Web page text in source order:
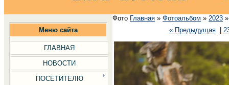
Меню сайта
ГЛАВНАЯ
НОВОСТИ
ПОСЕТИТЕЛЮ
Фото Главная »Фотоальбом »2023
« Предыдущая|